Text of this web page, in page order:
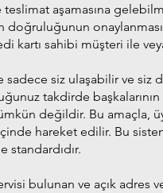
aşamasına
kartı sahibi müşteri ile
siz ulaşabilir ve siz
takdirde
değildir. Bu amaçla,
hareket edilir. Bu
standardıdır.
bulunan ve açık adres